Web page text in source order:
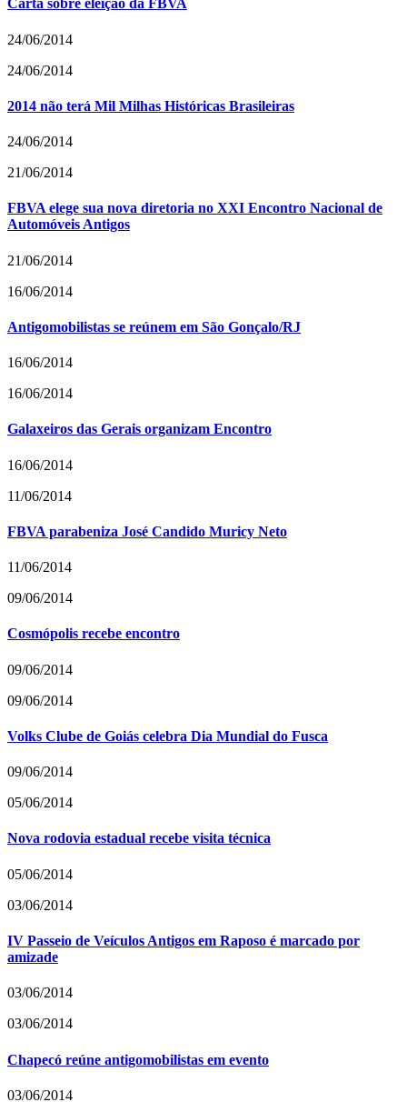
Carta sobre eleição da FBVA
24/06/2014
24/06/2014
2014 não terá Mil Milhas Históricas Brasileiras
24/06/2014
21/06/2014
FBVA elege sua nova diretoria no XXI Encontro Nacional de
Automóveis Antigos
21/06/2014
16/06/2014
Antigomobilistas se reúnem em São Gonçalo/RJ
16/06/2014
16/06/2014
Galaxeiros das Gerais organizam Encontro
16/06/2014
11/06/2014
FBVA parabeniza José Candido Muricy Neto
11/06/2014
09/06/2014
Cosmópolis recebe encontro
09/06/2014
09/06/2014
Volks Clube de Goiás celebra Dia Mundial do Fusca
09/06/2014
05/06/2014
Nova rodovia estadual recebe visita técnica
05/06/2014
03/06/2014
IV Passeio de Veículos Antigos em Raposo é marcado por
amizade
03/06/2014
03/06/2014
Chapecó reúne antigomobilistas em evento
03/06/2014